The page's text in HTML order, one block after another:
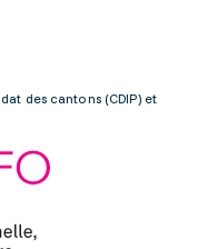
des cantons (CDIP) et